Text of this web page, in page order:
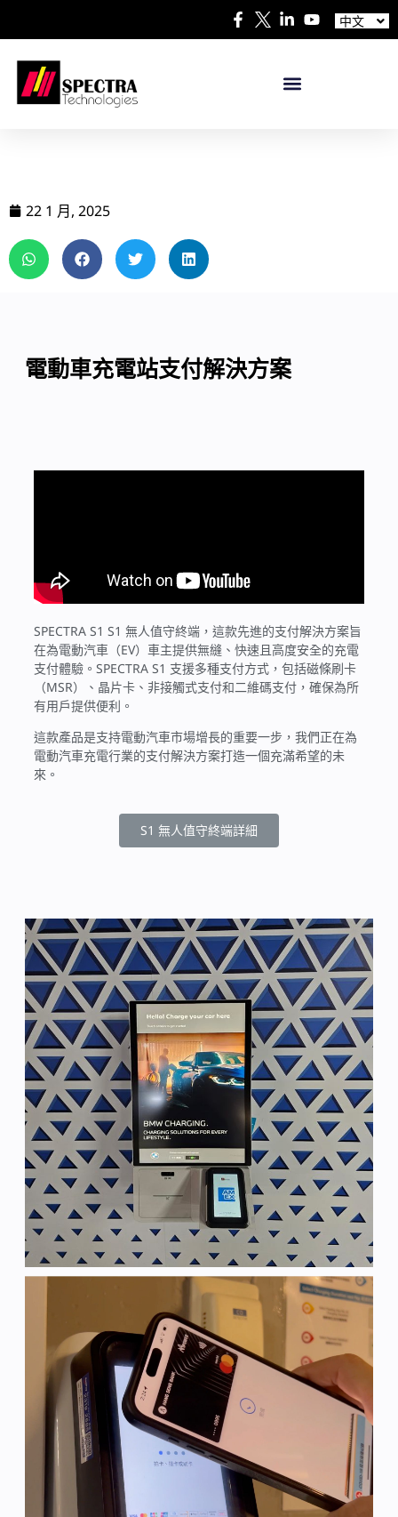
中文
Español
22 1 月, 2025
電動車充電站支付解決方案
SPECTRA S1 S1 無人值守終端，這款先進的支付解決方案旨
在為電動汽車（EV）車主提供無縫、快速且高度安全的充電
支付體驗。SPECTRA S1 支援多種支付方式，包括磁條刷卡
（MSR）、晶片卡、非接觸式支付和二維碼支付，確保為所
有用戶提供便利。
這款產品是支持電動汽車市場增長的重要一步，我們正在為
電動汽車充電行業的支付解決方案打造一個充滿希望的未
來。
S1 無人值守終端詳細